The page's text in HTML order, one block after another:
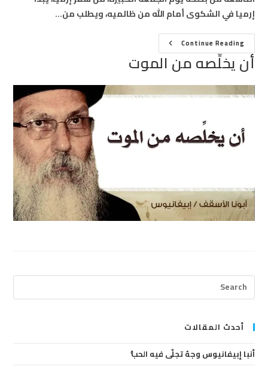
إرميا في الشكوى أمام الله من ظالميه، ويطلب من…
Continue Readingأن
يخلِّصه
من
الموت
أن يخلِّصه من الموت
أحدث المقالات
أنبا إبيفانيوس وجهٌ تجلّى فيه الحبُّ